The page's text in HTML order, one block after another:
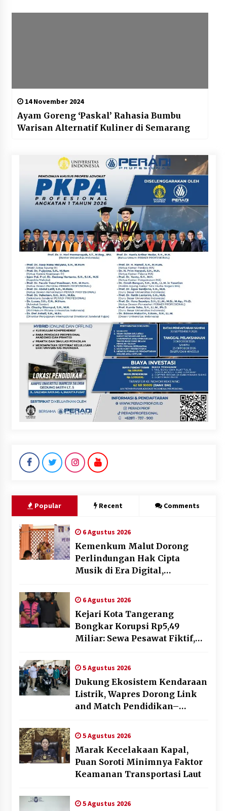
14 November 2024
Ayam Goreng ‘Paskal’ Rahasia Bumbu
Warisan Alternatif Kuliner di Semarang
Popular Recent Comments
6 Agustus 2026
Kemenkum Malut Dorong
Perlindungan Hak Cipta
Musik di Era Digital,
Gratis dan Penguatan Royalti
6 Agustus 2026
Kejari Kota Tangerang
Bongkar Korupsi Rp5,49
Miliar: Sewa Pesawat Fiktif,
Ditahan
5 Agustus 2026
Dukung Ekosistem Kendaraan
Listrik, Wapres Dorong Link
and Match Pendidikan–
5 Agustus 2026
Marak Kecelakaan Kapal,
Puan Soroti Minimnya Faktor
Keamanan Transportasi Laut
5 Agustus 2026